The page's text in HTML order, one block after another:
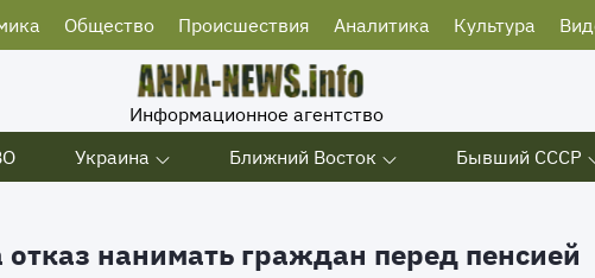
Общество Происшествия Аналитика Культура
Информационное агентство
Украина Ближний Восток Бывший СССР
нанимать граждан перед пенсией